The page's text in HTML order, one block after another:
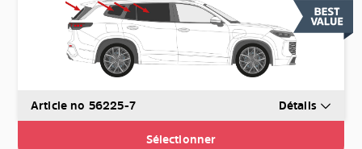
Article no 56225-7 Détails
Sélectionner